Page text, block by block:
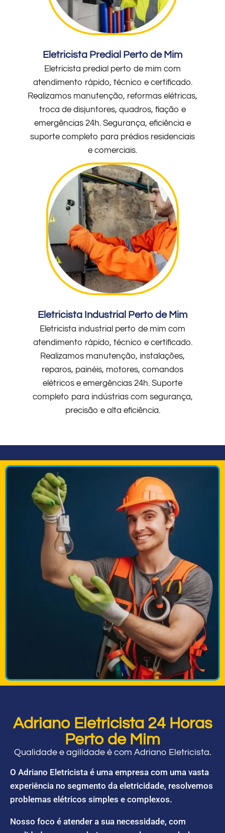
Eletricista Predial Perto de Mim
Eletricista predial perto de mim com
atendimento rápido, técnico e certificado.
Realizamos manutenção, reformas elétricas,
troca de disjuntores, quadros, fiação e
emergências 24h. Segurança, eficiência e
suporte completo para prédios residenciais
e comerciais.
Eletricista Industrial Perto de Mim
Eletricista industrial perto de mim com
atendimento rápido, técnico e certificado.
Realizamos manutenção, instalações,
reparos, painéis, motores, comandos
elétricos e emergências 24h. Suporte
completo para indústrias com segurança,
precisão e alta eficiência.
Adriano Eletricista 24 Horas
Perto de Mim
Qualidade e agilidade é com Adriano Eletricista.
O Adriano Eletricista é uma empresa com uma vasta
experiência no segmento da eletricidade, resolvemos
problemas elétricos simples e complexos.
Nosso foco é atender a sua necessidade, com